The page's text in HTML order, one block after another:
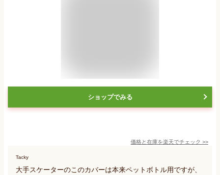
ショップでみる
価格と在庫を楽天でチェック >>
Tacky
大手スケーターのこのカバーは本来ペットボトル用ですが、